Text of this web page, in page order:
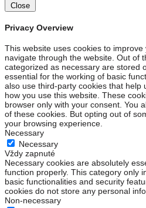
Close
Privacy Overview
This website uses cookies to
navigate through the website. Out of
categorized as necessary are stored
essential for the working of basic
also use third-party cookies that help
how you use this website. These
browser only with your consent. You
of these cookies. But opting out of
your browsing experience.
Necessary
Necessary
Vždy zapnuté
Necessary cookies are absolutely
function properly. This category only
basic functionalities and security
cookies do not store any personal
Non-necessary